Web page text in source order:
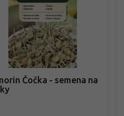
Čočka - semena na